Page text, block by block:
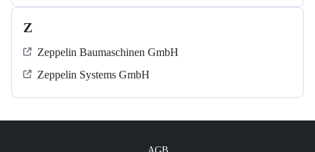
Z
Zeppelin Baumaschinen GmbH
Zeppelin Systems GmbH